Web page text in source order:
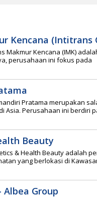
Kencana (Intitrans
Makmur Kencana (IMK)
perusahaan ini fokus pada
Pratama merupakan
Asia. Perusahaan ini berdiri
Beauty
& Health Beauty adalah
yang berlokasi di
Albea Group